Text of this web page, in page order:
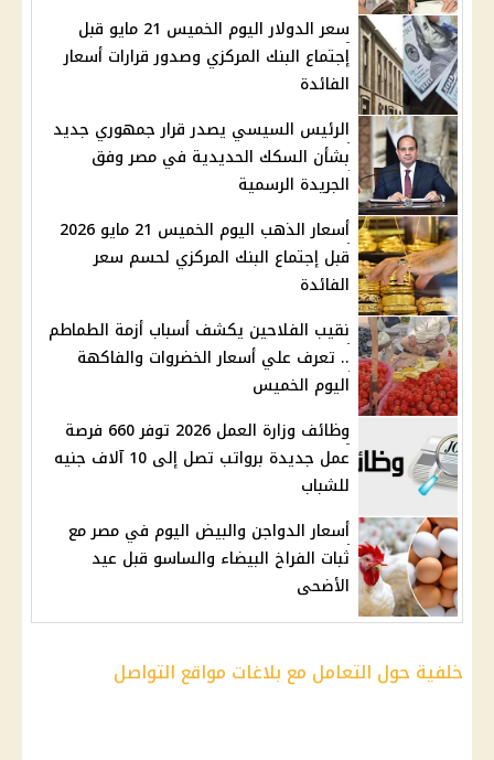
سعر الدولار اليوم الخميس 21 مايو قبل
إجتماع البنك المركزي وصدور قرارات أسعار
الفائدة
الرئيس السيسي يصدر قرار جمهوري جديد
بشأن السكك الحديدية في مصر وفق
الجريدة الرسمية
أسعار الذهب اليوم الخميس 21 مايو 2026
قبل إجتماع البنك المركزي لحسم سعر
الفائدة
نقيب الفلاحين يكشف أسباب أزمة الطماطم
.. تعرف علي أسعار الخضروات والفاكهة
اليوم الخميس
وظائف وزارة العمل 2026 توفر 660 فرصة
عمل جديدة برواتب تصل إلى 10 آلاف جنيه
للشباب
أسعار الدواجن والبيض اليوم في مصر مع
ثبات الفراخ البيضاء والساسو قبل عيد
الأضحى
خلفية حول التعامل مع بلاغات مواقع التواصل